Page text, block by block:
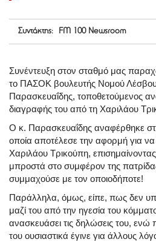
Συντάκτης: FM 100 Newsroom
Συνέντευξη στον σταθμό μας
το ΠΑΣΟΚ βουλευτής Νομού
Παρασκευαΐδης, τοποθετούμενος
διαγραφής του από τη Χαριλάου
Ο κ. Παρασκευαΐδης αναφέρθηκε
οποία αποτέλεσε την αφορμή για να
Χαριλάου Τρικούπη,
μπροστά στο συμφέρον της
συμμαχούσε με τον οποιοδήποτε!
Παράλληλα, όμως, είπε, πως δεν
μαζί του από την ηγεσία του
ανασκευάσει τις δηλώσεις του, ενώ
του ουσιαστικά έγινε για άλλους